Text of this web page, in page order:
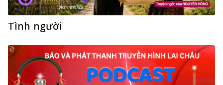
Tình người